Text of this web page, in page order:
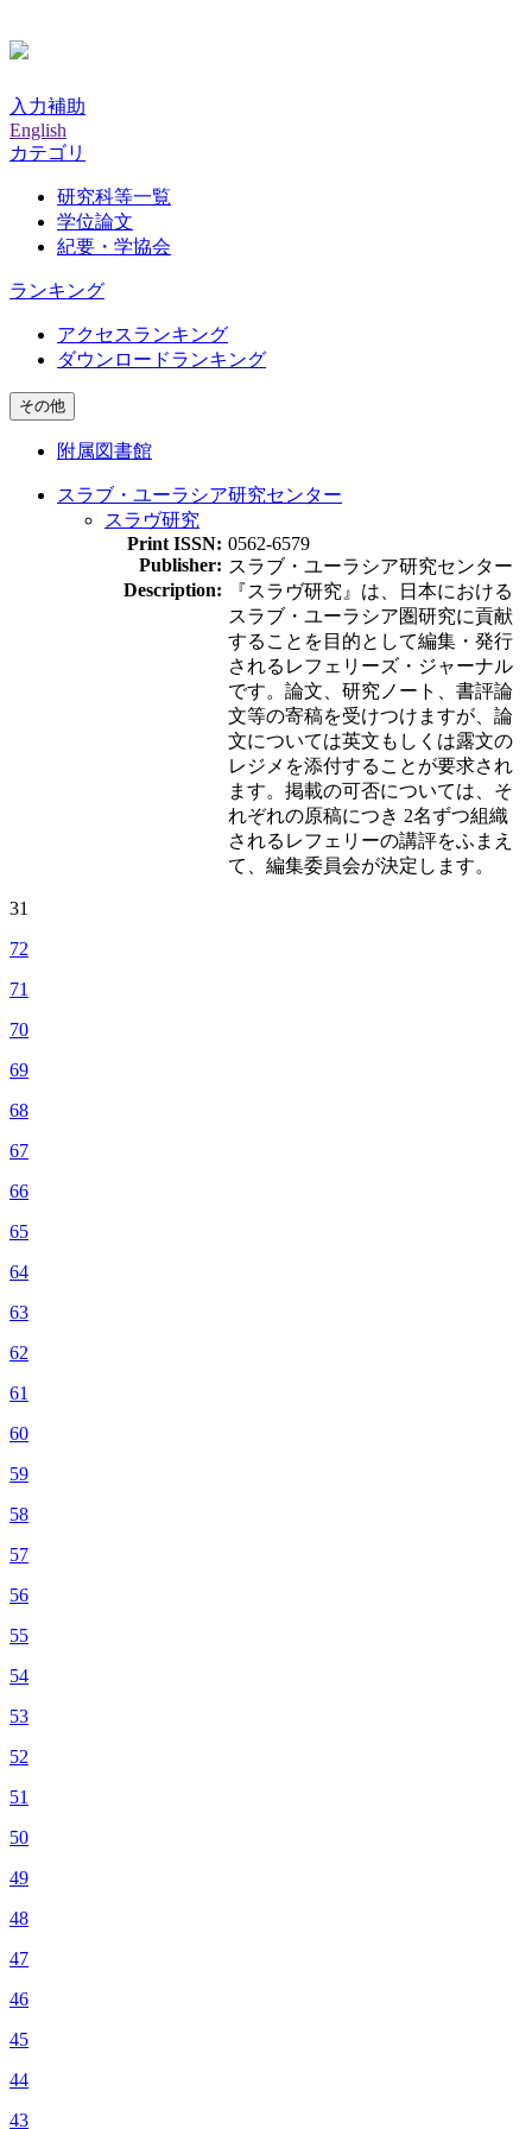
入力補助
English
カテゴリ
研究科等一覧
学位論文
紀要・学協会
ランキング
アクセスランキング
ダウンロードランキング
その他
附属図書館
スラブ・ユーラシア研究センター
スラヴ研究
Print ISSN: 0562-6579
Publisher: スラブ・ユーラシア研究センター
Description:
『スラヴ研究』は、日本における
スラブ・ユーラシア圏研究に貢献
することを目的として編集・発行
されるレフェリーズ・ジャーナル
です。論文、研究ノート、書評論
文等の寄稿を受けつけますが、論
文については英文もしくは露文の
レジメを添付することが要求され
ます。掲載の可否については、そ
れぞれの原稿につき 2名ずつ組織
されるレフェリーの講評をふまえ
て、編集委員会が決定します。
31
72
71
70
69
68
67
66
65
64
63
62
61
60
59
58
57
56
55
54
53
52
51
50
49
48
47
46
45
44
43